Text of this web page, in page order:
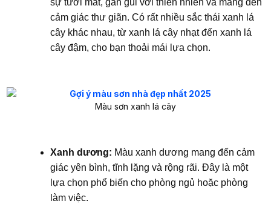
sự tươi mát, gần gũi với thiên nhiên và mang đến
cảm giác thư giãn. Có rất nhiều sắc thái xanh lá
cây khác nhau, từ xanh lá cây nhạt đến xanh lá
cây đậm, cho bạn thoải mái lựa chọn.
Màu sơn xanh lá cây
Xanh dương: Màu xanh dương mang đến cảm
giác yên bình, tĩnh lặng và rộng rãi. Đây là một
lựa chọn phổ biến cho phòng ngủ hoặc phòng
làm việc.